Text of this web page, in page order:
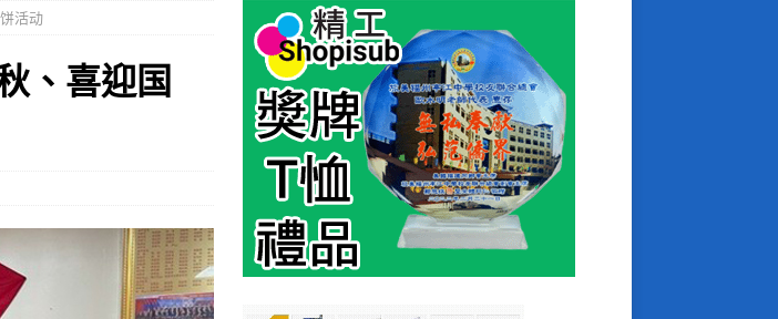
活动
、喜迎国